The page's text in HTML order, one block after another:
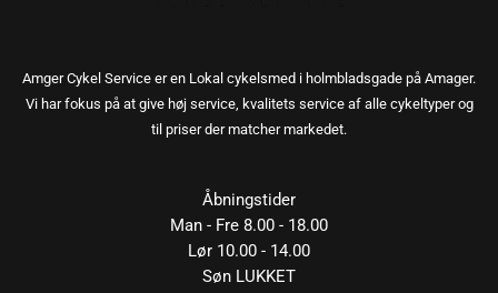
Amger Cykel Service er en Lokal cykelsmed i holmbladsgade på Amager.
Vi har fokus på at give høj service, kvalitets service af alle cykeltyper og
til priser der matcher markedet.
Åbningstider
Man - Fre 8.00 - 18.00
Lør 10.00 - 14.00
Søn LUKKET